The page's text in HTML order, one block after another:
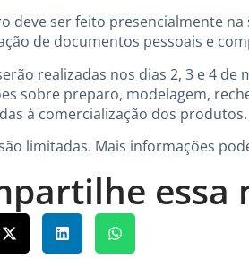
deve ser feito presencialmente na
de documentos pessoais e
realizadas nos dias 2, 3 e 4
sobre preparo, modelagem,
à comercialização dos produtos.
limitadas. Mais informações
essa